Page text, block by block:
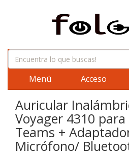
Menú Acceso
Auricular
Voyager 4310
Teams +
Micrófono/